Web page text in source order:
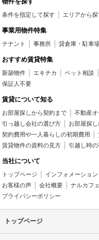
条件を指定して探す エリアから
事業用物件特集
テナント 事務所 貸倉庫・駐車
おすすめ賃貸特集
新築物件 エキチカ ペット相談
保証人不要
賃貸について知る
お部屋探しから契約まで 不動産
引っ越し会社の選び方
お部屋探
契約費用や一人暮らしの初期費用
賃貸物件の資料の見方
引越し時
当社について
トップページ インフォメーション
お客様の声
会社概要 ナルカフ
プライバシーポリシー
トップページ